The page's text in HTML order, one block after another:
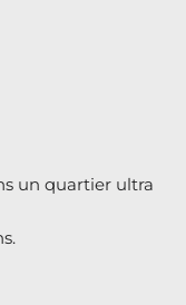
un quartier ultra